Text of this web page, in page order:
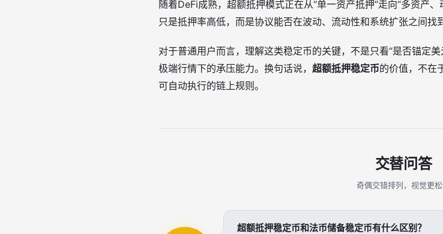
随着DeFi成熟，超额抵押模式正在从“单一资产抵押”走向“多资产
只是抵押率高低，而是协议能否在波动、流动性和系统扩张之间找
对于普通用户而言，理解这类稳定币的关键，不是只看“是否锚定
极端行情下的承压能力。换句话说， 超额抵押稳定币的价值，不在
可自动执行的链上规则。
交替问答
奇偶交错排列，视觉更
超额抵押稳定币和法币储备稳定币有什么区别？